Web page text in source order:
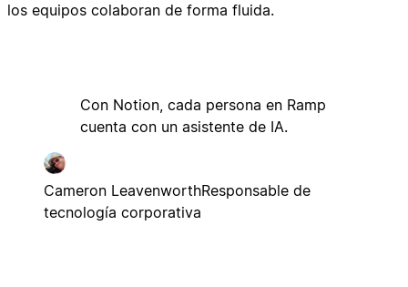
los equipos colaboran de forma fluida.
Con Notion, cada persona en Ramp
cuenta con un asistente de IA.
Cameron LeavenworthResponsable de
tecnología corporativa